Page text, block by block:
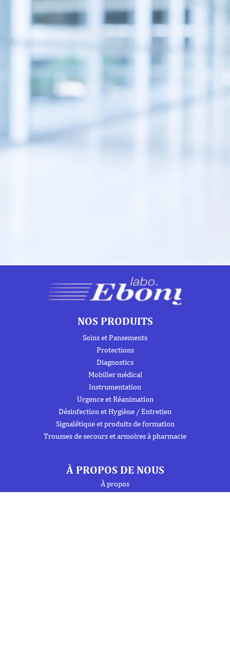
NOS PRODUITS
Soins et Pansements
Protections
Diagnostics
Mobilier médical
Instrumentation
Urgence et Réanimation
Désinfection et Hygiène / Entretien
Signalétique et produits de formation
Trousses de secours et armoires à pharmacie
À PROPOS DE NOUS
À propos